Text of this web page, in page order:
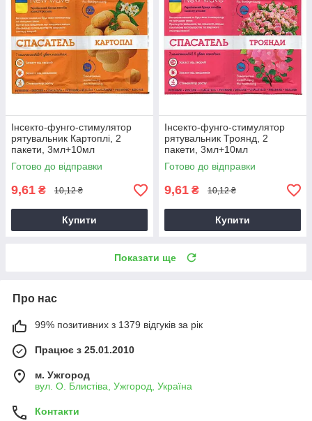
Інсекто-фунго-стимулятор
рятувальник Картоплі, 2
пакети, 3мл+10мл
Готово до відправки
9,61 ₴ 10,12 ₴
Купити
Інсекто-фунго-стимулятор
рятувальник Троянд, 2
пакети, 3мл+10мл
Готово до відправки
9,61 ₴ 10,12 ₴
Купити
Показати ще
Про нас
99% позитивних з 1379 відгуків за рік
Працює з 25.01.2010
м. Ужгород
вул. О. Блистіва, Ужгород, Україна
Контакти